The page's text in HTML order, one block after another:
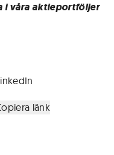
i våra aktieportföljer
länk